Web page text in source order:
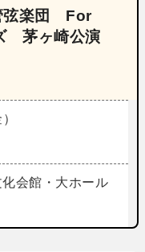
弦楽団 For
茅ヶ崎公演
会館・大ホール